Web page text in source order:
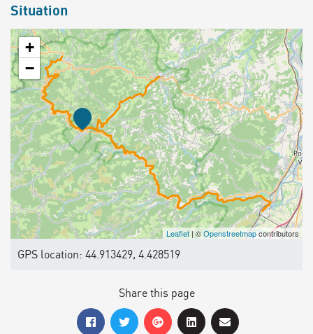
Situation
+
−
Leaflet | ©Openstreetmapcontributors
GPS location: 44.913429, 4.428519
Share this page